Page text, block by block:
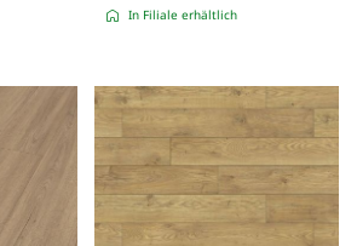
In Filiale erhältlich